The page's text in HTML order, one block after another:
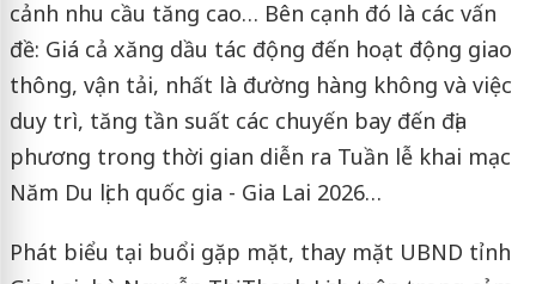
cảnh nhu cầu tăng cao… Bên cạnh đó là các vấn
đề: Giá cả xăng dầu tác động đến hoạt động giao
thông, vận tải, nhất là đường hàng không và việc
duy trì, tăng tần suất các chuyến bay đến địa
phương trong thời gian diễn ra Tuần lễ khai mạc
Năm Du lịch quốc gia - Gia Lai 2026…
Phát biểu tại buổi gặp mặt, thay mặt UBND tỉnh